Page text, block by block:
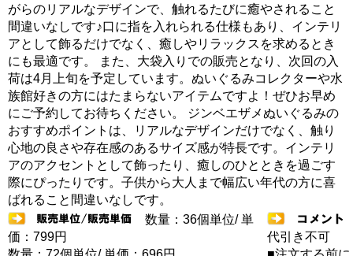
がらのリアルなデザインで、触れるたびに癒やされること
間違いなしです♪口に指を入れられる仕様もあり、インテリ
アとして飾るだけでなく、癒しやリラックスを求めるとき
にも最適です。 また、大袋入りでの販売となり、次回の入
荷は4月上旬を予定しています。ぬいぐるみコレクターや水
族館好きの方にはたまらないアイテムですよ！ぜひお早め
にご予約してお待ちください。 ジンベエザメぬいぐるみの
おすすめポイントは、リアルなデザインだけでなく、触り
心地の良さや存在感のあるサイズ感が特長です。インテリ
アのアクセントとして飾ったり、癒しのひとときを過ごす
際にぴったりです。子供から大人まで幅広い年代の方に喜
ばれること間違いなしです。
数量：36個単位/ 単
価：799円
代引き不可